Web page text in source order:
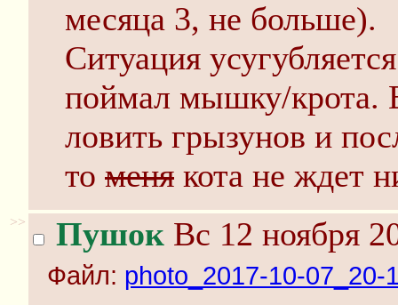
месяца 3, не больше).
Ситуация
поймал мышку/крота.
ловить грызунов и
то меня кота не ждет
>> Пушок Вс 12 ноября
Файл: photo_2017-10-07_20-